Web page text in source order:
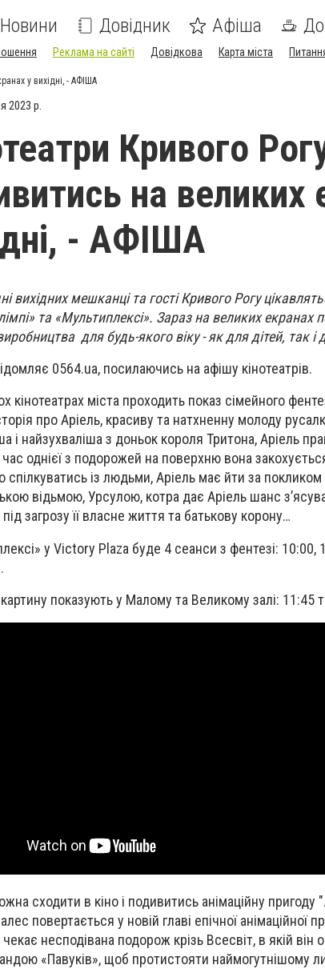
Новини Довідник Афіша
Реклама на сайті Довідкова Карта міста
у вихідні, - АФІША
2023 р.
Кривого
на великих
- АФІША
вихідних мешканці та гості Кривого Рогу
та «Мультиплексі». Зараз на великих екранах
для будь-якого віку - як для дітей, так і
0564.ua, посилаючись на афішу кінотеатрів.
кінотеатрах міста проходить показ сімейного
про Аріель, красиву та натхненну молоду
і найзухваліша з доньок короля Тритона, Аріель
однієї з подорожей на поверхню вона
спілкуватись із людьми, Аріель має йти за
відьмою, Урсулою, котра дає Аріель шанс
загрозу її власне життя та батькову корону…
у Victory Plaza буде 4 сеанси з фентезі: 10:00,
показують у Малому та Великому залі: 11:45
сходити в кіно і подивитись анімаційну пригоду
повертається у новій главі епічної анімаційної
несподівана подорож крізь Всесвіт, в якій він
«Павуків», щоб протистояти наймогутнішому